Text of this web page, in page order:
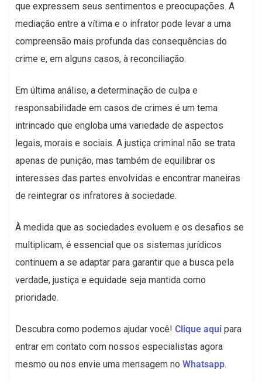
que expressem seus sentimentos e preocupações. A
mediação entre a vítima e o infrator pode levar a uma
compreensão mais profunda das consequências do
crime e, em alguns casos, à reconciliação.
Em última análise, a determinação de culpa e
responsabilidade em casos de crimes é um tema
intrincado que engloba uma variedade de aspectos
legais, morais e sociais. A justiça criminal não se trata
apenas de punição, mas também de equilibrar os
interesses das partes envolvidas e encontrar maneiras
de reintegrar os infratores à sociedade.
À medida que as sociedades evoluem e os desafios se
multiplicam, é essencial que os sistemas jurídicos
continuem a se adaptar para garantir que a busca pela
verdade, justiça e equidade seja mantida como
prioridade.
Descubra como podemos ajudar você! Clique aqui para
entrar em contato com nossos especialistas agora
mesmo ou nos envie uma mensagem no Whatsapp.